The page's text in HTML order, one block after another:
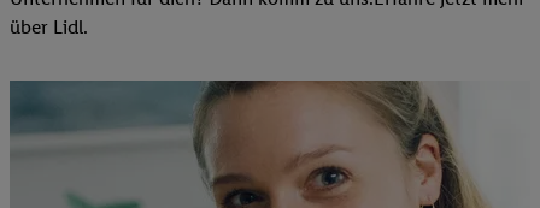
über Lidl.